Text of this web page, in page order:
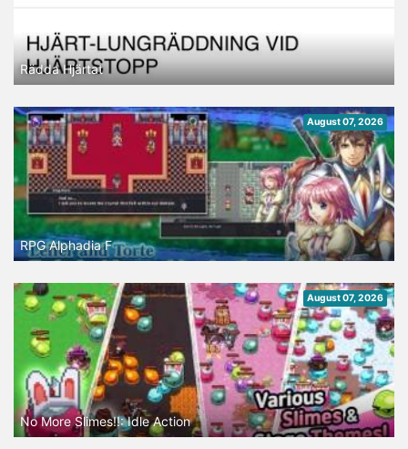
Rädda Hjärtat
August 07, 2026
RPG Alphadia F
August 07, 2026
No More Slimes!!: Idle Action